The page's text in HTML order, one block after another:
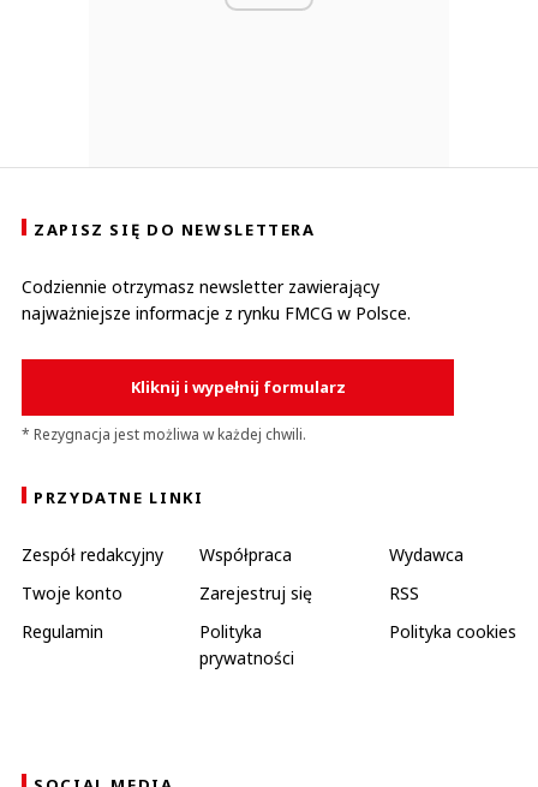
ZAPISZ SIĘ DO NEWSLETTERA
Codziennie otrzymasz newsletter zawierający
najważniejsze informacje z rynku FMCG w Polsce.
Kliknij i wypełnij formularz
* Rezygnacja jest możliwa w każdej chwili.
PRZYDATNE LINKI
Zespół redakcyjny Współpraca
Wydawca
Twoje konto
Zarejestruj się
RSS
Regulamin
Polityka
prywatności
Polityka cookies